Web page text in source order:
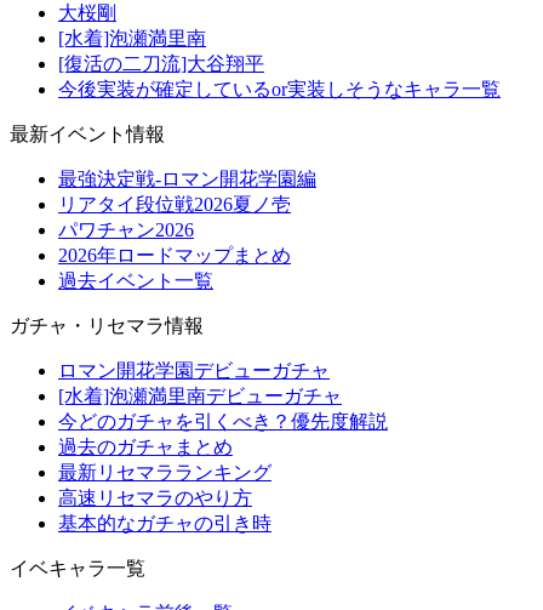
大桜剛
[水着]泡瀬満里南
[復活の二刀流]大谷翔平
今後実装が確定しているor実装しそうなキャラ一覧
最新イベント情報
最強決定戦-ロマン開花学園編
リアタイ段位戦2026夏ノ壱
パワチャン2026
2026年ロードマップまとめ
過去イベント一覧
ガチャ・リセマラ情報
ロマン開花学園デビューガチャ
[水着]泡瀬満里南デビューガチャ
今どのガチャを引くべき？優先度解説
過去のガチャまとめ
最新リセマラランキング
高速リセマラのやり方
基本的なガチャの引き時
イベキャラ一覧